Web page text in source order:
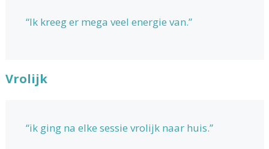
“Ik kreeg er mega veel energie van.”
Vrolijk
“ik ging na elke sessie vrolijk naar huis.”